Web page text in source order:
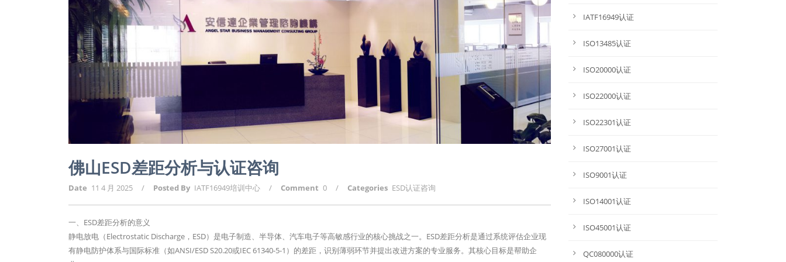
佛山ESD差距分析与认证咨询
Date 11 4 月 2025 / Posted By IATF16949培训中心 / Comment 0 / Categories ESD认证咨询
一、ESD差距分析的意义
静电放电（Electrostatic Discharge，ESD）是电子制造、半导体、汽车电子等高敏感行业的核心挑战之一。ESD差距分析是通过系统评估企业现
有静电防护体系与国际标准（如ANSI/ESD S20.20或IEC 61340-5-1）的差距，识别薄弱环节并提出改进方案的专业服务。其核心目标是帮助企
IATF16949认证
ISO13485认证
ISO20000认证
ISO22000认证
ISO22301认证
ISO27001认证
ISO9001认证
ISO14001认证
ISO45001认证
QC080000认证